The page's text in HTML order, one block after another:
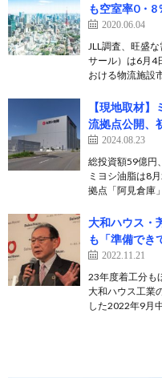
も空室率0・8
2020.06.04
JLL調査、旺盛
サール）は6月4
おける物流施設
【現地取材
流拠点公開、
2024.08.23
総投資額59億円
ミヨシ油脂は8
拠点「阿見倉庫
大和ハウス・
も「準備でき
2022.11.21
23年度着工分も
大和ハウス工業
した2022年9月